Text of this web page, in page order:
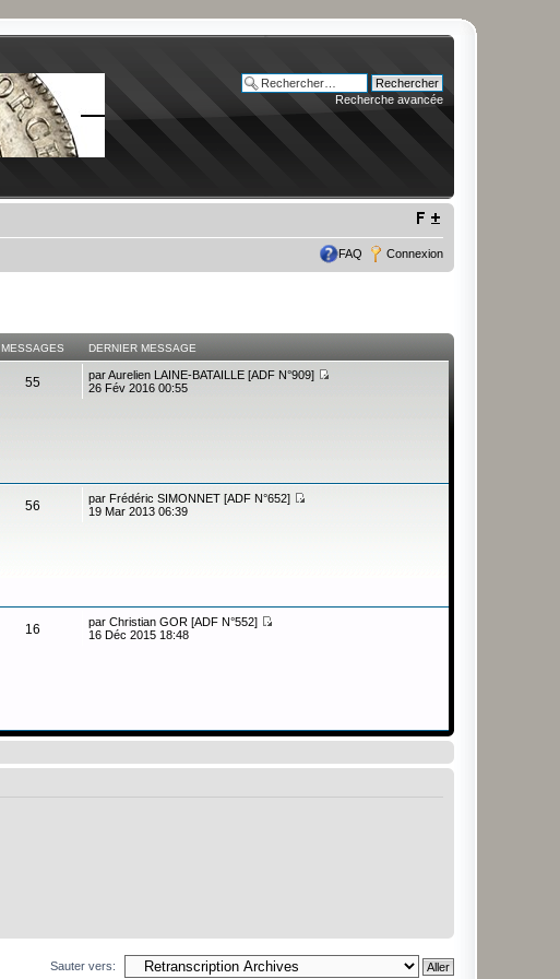
Recherche avancée
FAQ Connexion
MESSAGES DERNIER MESSAGE
55 parAurelien LAINE-BATAILLE [ADF N°909]
26 Fév 2016 00:55
56 par Frédéric SIMONNET [ADF N°652]
19 Mar 2013 06:39
16 parChristian GOR [ADF N°552]
16 Déc 2015 18:48
Sauter vers: